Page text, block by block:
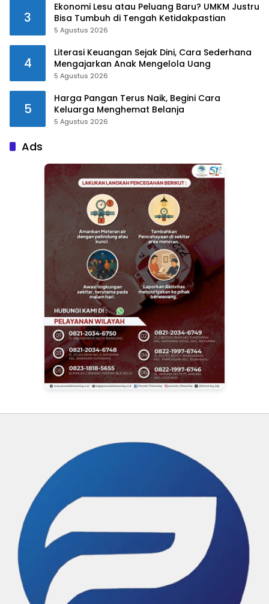
3
Ekonomi Lesu atau Peluang Baru? UMKM Justru
Bisa Tumbuh di Tengah Ketidakpastian
5 Agustus 2026
4
Literasi Keuangan Sejak Dini, Cara Sederhana
Mengajarkan Anak Mengelola Uang
5 Agustus 2026
5
Harga Pangan Terus Naik, Begini Cara
Keluarga Menghemat Belanja
5 Agustus 2026
Ads